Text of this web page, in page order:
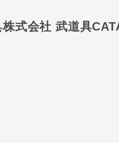
株式会社 武道具